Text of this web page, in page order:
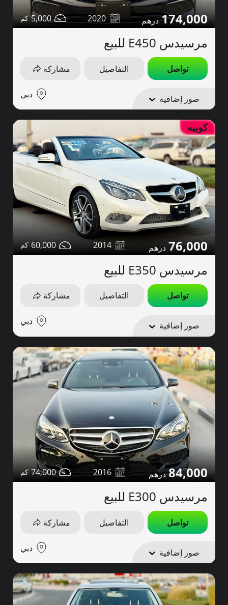
174,000
2020
5,000
مرسيدس E450 للبيع
تواصل التفاصيل مشاركة
صور إضافية دبي
كوبيه
76,000
2014
60,000
مرسيدس E350 للبيع
تواصل التفاصيل مشاركة
صور إضافية دبي
84,000
2016
74,000
مرسيدس E300 للبيع
تواصل التفاصيل مشاركة
صور إضافية دبي